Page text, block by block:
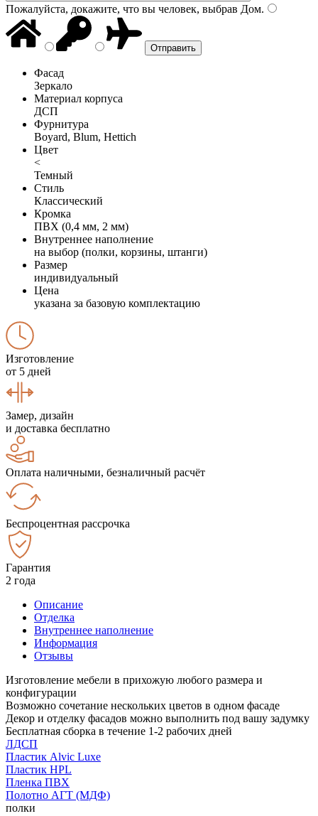
Пожалуйста, докажите, что вы человек, выбрав Дом.
Фасад
Зеркало
Материал корпуса
ДСП
Фурнитура
Boyard, Blum, Hettich
Цвет
<
Темный
Стиль
Классический
Кромка
ПВХ (0,4 мм, 2 мм)
Внутреннее наполнение
на выбор (полки, корзины, штанги)
Размер
индивидуальный
Цена
указана за базовую комплектацию
Изготовление
от 5 дней
Замер, дизайн
и доставка бесплатно
Оплата наличными, безналичный расчёт
Беспроцентная рассрочка
Гарантия
2 года
Описание
Отделка
Внутреннее наполнение
Информация
Отзывы
Изготовление мебели в прихожую любого размера и
конфигурации
Возможно сочетание нескольких цветов в одном фасаде
Декор и отделку фасадов можно выполнить под вашу задумку
Бесплатная сборка в течение 1-2 рабочих дней
ЛДСП
Пластик Alvic Luxe
Пластик HPL
Пленка ПВХ
Полотно АГТ (МДФ)
полки